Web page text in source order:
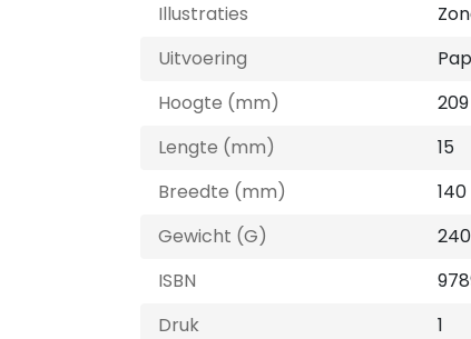
Illustraties
Uitvoering
Hoogte (mm)
209
Lengte (mm)
15
Breedte (mm)
140
Gewicht (G)
240
ISBN
Druk
1